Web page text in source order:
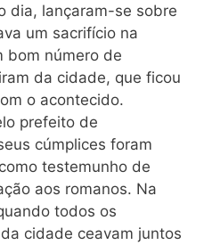
dia, lançaram-se sobre
um sacrifício na
bom número de
da cidade, que ficou
o acontecido.
prefeito de
cúmplices foram
testemunho de
aos romanos. Na
todos os
cidade ceavam juntos